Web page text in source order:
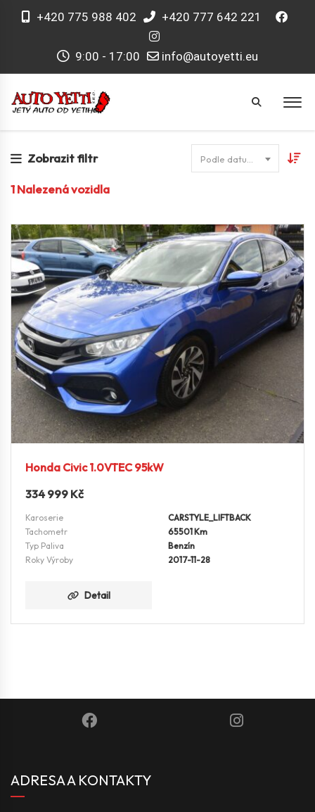
+420 775 988 402 +420 777 642 221
9:00 - 17:00 info@autoyetti.eu
Zobrazit filtr
1Nalezená vozidla
Honda Civic 1.0VTEC 95kW
334 999 Kč
Karoserie
CARSTYLE_LIFTBACK
Tachometr
65501 Km
Typ Paliva
Benzín
Roky Výroby
2017-11-28
Detail
ADRESA A KONTAKTY